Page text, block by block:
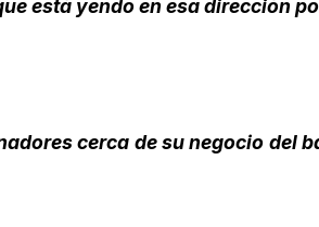
está yendo en esa dirección
cerca de su negocio del